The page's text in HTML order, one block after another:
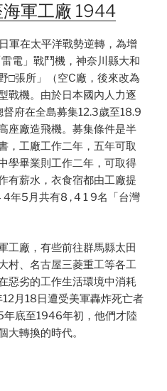
海軍工廠 1944
軍在太平洋戰勢逆轉，為增
電」戰鬥機，神奈川縣大和
□張所」（空C廠，後來改為
戰機。由於日本國內人力逐
府在全島募集12.3歲至18.9
座廠造飛機。募集條件是半
，工廠工作二年，五年可取
學畢業則工作二年，可取得
有薪水，衣食宿都由工廠提
年5月共有8 , 4 1 9名「台灣
工廠，有些前往群馬縣太田
村、名古屋三菱重工等各工
惡劣的工作生活環境中消耗
月18日遭受美軍轟炸死亡者
底至1946年初，他們才陸
大轉換的時代。